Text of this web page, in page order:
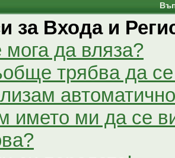
за Входа и
да вляза?
трябва да се
името ми да се